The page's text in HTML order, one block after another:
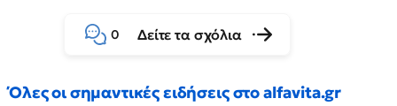
0 Δείτε τα σχόλια
Όλες οι σημαντικές ειδήσεις στο alfavita.gr